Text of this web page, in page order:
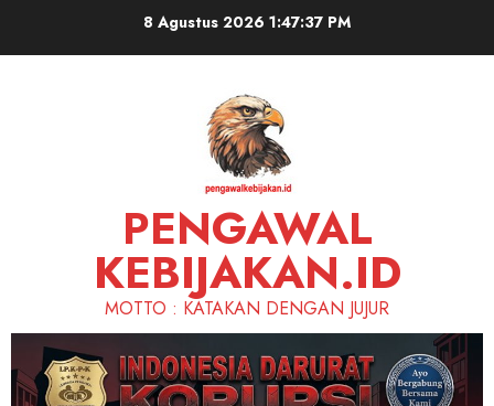
8 Agustus 2026 1:47:39 PM
PENGAWAL
KEBIJAKAN.ID
MOTTO : KATAKAN DENGAN JUJUR